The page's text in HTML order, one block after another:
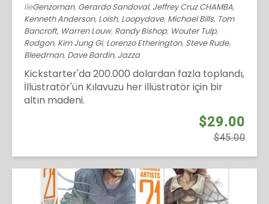
ileGenzoman, Gerardo Sandoval, Jeffrey Cruz CHAMBA,
Kenneth Anderson, Loish, Loopydave, Michael Bills, Tom
Bancroft, Warren Louw, Randy Bishop, Wouter Tulp,
Rodgon, Kim Jung Gi, Lorenzo Etherington, Steve Rude,
Bleedman, Dave Bardin, Jazza
Kickstarter'da 200.000 dolardan fazla toplandı,
İllüstratör'ün Kılavuzu her illüstratör için bir
altın madeni.
$29.00
$45.00